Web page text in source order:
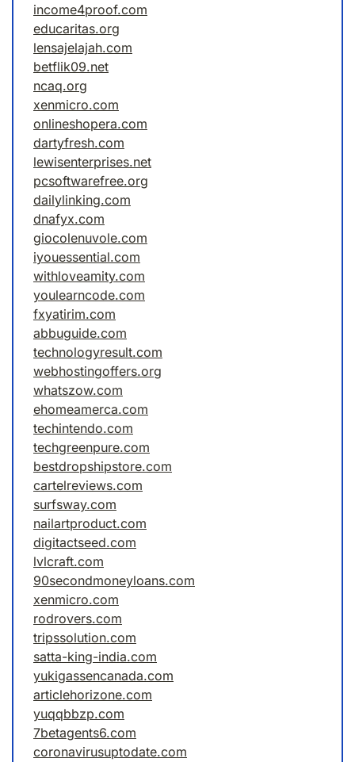
income4proof.com
educaritas.org
lensajelajah.com
betflik09.net
ncaq.org
xenmicro.com
onlineshopera.com
dartyfresh.com
lewisenterprises.net
pcsoftwarefree.org
dailylinking.com
dnafyx.com
giocolenuvole.com
iyouessential.com
withloveamity.com
youlearncode.com
fxyatirim.com
abbuguide.com
technologyresult.com
webhostingoffers.org
whatszow.com
ehomeamerca.com
techintendo.com
techgreenpure.com
bestdropshipstore.com
cartelreviews.com
surfsway.com
nailartproduct.com
digitactseed.com
lvlcraft.com
90secondmoneyloans.com
xenmicro.com
rodrovers.com
tripssolution.com
satta-king-india.com
yukigassencanada.com
articlehorizone.com
yuqqbbzp.com
7betagents6.com
coronavirusuptodate.com